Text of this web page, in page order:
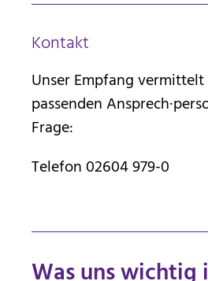
Kontakt
Unser Empfang
passenden
Frage:
Telefon 02604 979-0